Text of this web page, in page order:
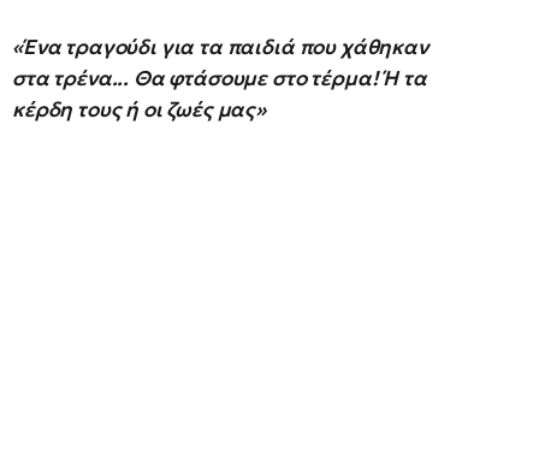
«Ένα τραγούδι για τα παιδιά που χάθηκαν
στα τρένα... Θα φτάσουμε στο τέρμα! Ή τα
κέρδη τους ή οι ζωές μας»